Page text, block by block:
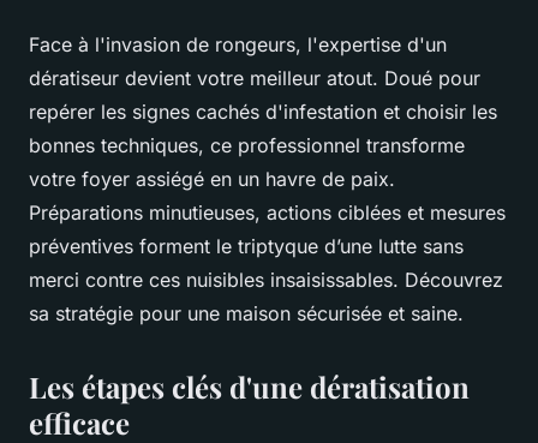
Face à l'invasion de rongeurs, l'expertise d'un
dératiseur devient votre meilleur atout. Doué pour
repérer les signes cachés d'infestation et choisir les
bonnes techniques, ce professionnel transforme
votre foyer assiégé en un havre de paix.
Préparations minutieuses, actions ciblées et mesures
préventives forment le triptyque d’une lutte sans
merci contre ces nuisibles insaisissables. Découvrez
sa stratégie pour une maison sécurisée et saine.
Les étapes clés d'une dératisation
efficace